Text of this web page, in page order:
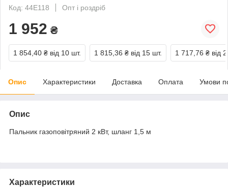
Код: 44E118
Опт і роздріб
1 952 ₴
1 854,40 ₴ від 10 шт. 1 815,36 ₴ від 15 шт. 1 717,76 ₴ від
Опис Характеристики Доставка Оплата Умови
Опис
Пальник газоповітряний 2 кВт, шланг 1,5 м
Характеристики